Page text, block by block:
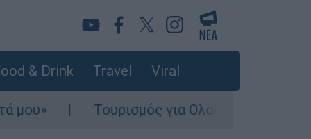
& Drink Travel Viral
Τουρισμός για Ολους 2026-2027: Τα